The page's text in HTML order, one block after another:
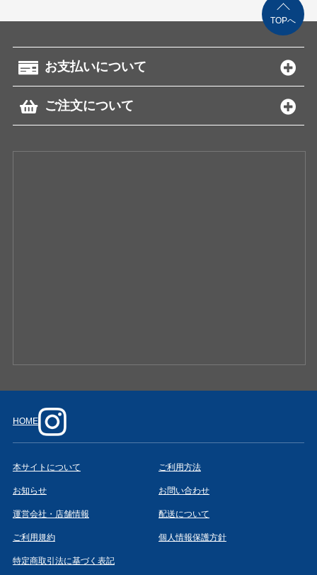
お支払いについて
ご注文について
HOME
本サイトについて ご利用方法
お知らせ お問い合わせ
運営会社・店舗情報 配送について
ご利用規約 個人情報保護方針
特定商取引法に基づく表記
TOPへ